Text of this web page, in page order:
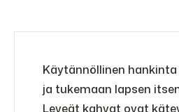
Käytännöllinen
ja tukemaan lapsen
Leveät kahvat ovat